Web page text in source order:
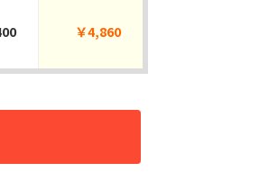
￥4,860